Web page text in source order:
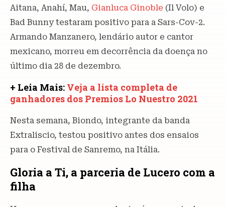
Aitana, Anahí, Mau, Gianluca Ginoble (Il Volo) e
Bad Bunny testaram positivo para a Sars-Cov-2.
Armando Manzanero, lendário autor e cantor
mexicano, morreu em decorrência da doença no
último dia 28 de dezembro.
+ Leia Mais: Veja a lista completa de
ganhadores dos Premios Lo Nuestro 2021
Nesta semana, Biondo, integrante da banda
Extraliscio, testou positivo antes dos ensaios
para o Festival de Sanremo, na Itália.
Gloria a Ti, a parceria de Lucero com a
filha